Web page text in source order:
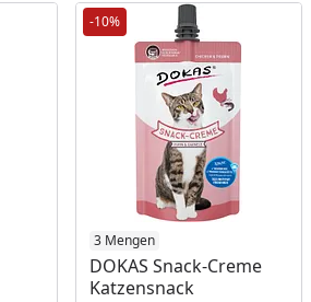
-10%
3 Mengen
DOKAS Snack-Creme
Katzensnack
Produkt am Lager